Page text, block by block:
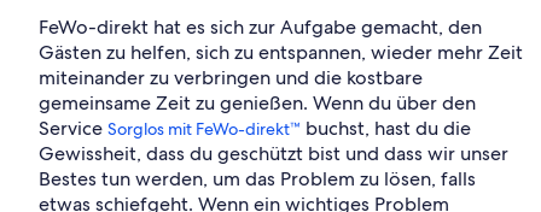
FeWo-direkt hat es sich zur Aufgabe gemacht, den
Gästen zu helfen, sich zu entspannen, wieder mehr Zeit
miteinander zu verbringen und die kostbare
gemeinsame Zeit zu genießen. Wenn du über den
Service Sorglos mit FeWo-direkt™ buchst, hast du die
Gewissheit, dass du geschützt bist und dass wir unser
Bestes tun werden, um das Problem zu lösen, falls
etwas schiefgeht. Wenn ein wichtiges Problem